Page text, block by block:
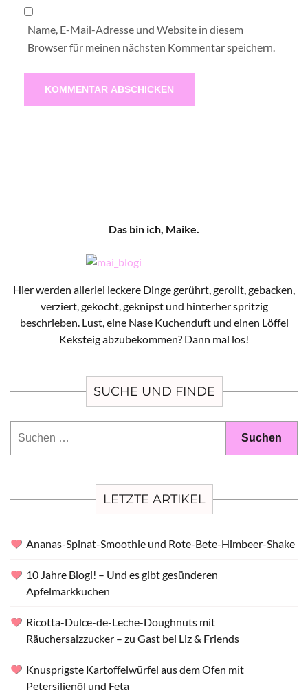
Name, E-Mail-Adresse und Website in diesem
Browser für meinen nächsten Kommentar speichern.
Das bin ich, Maike.
Hier werden allerlei leckere Dinge gerührt, gerollt, gebacken,
verziert, gekocht, geknipst und hinterher spritzig
beschrieben. Lust, eine Nase Kuchenduft und einen Löffel
Keksteig abzubekommen? Dann mal los!
SUCHE UND FINDE
LETZTE ARTIKEL
Ananas-Spinat-Smoothie und Rote-Bete-Himbeer-Shake
10 Jahre Blogi! – Und es gibt gesünderen
Apfelmarkkuchen
Ricotta-Dulce-de-Leche-Doughnuts mit
Räuchersalzzucker – zu Gast bei Liz & Friends
Knusprigste Kartoffelwürfel aus dem Ofen mit
Petersilienöl und Feta